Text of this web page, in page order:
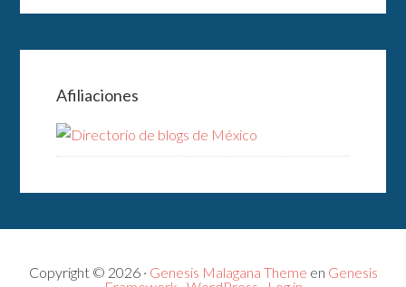
Afiliaciones
Copyright © 2026 · Genesis Malagana Theme en Genesis